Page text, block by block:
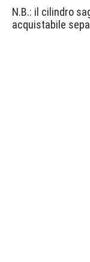
N.B.: il cilindro
acquistabile